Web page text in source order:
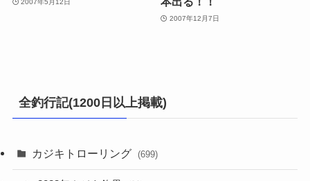
2007年5月12日
2007年12月7日
全釣行記(1200日以上掲載)
カジキトローリング (699)